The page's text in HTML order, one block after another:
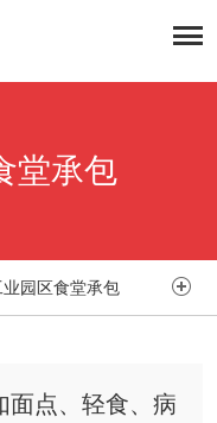
堂承包
业园区食堂承包 
面点、轻食、病